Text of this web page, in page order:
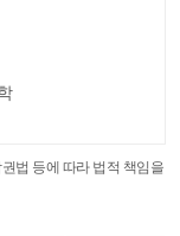
법 등에 따라 법적 책임을